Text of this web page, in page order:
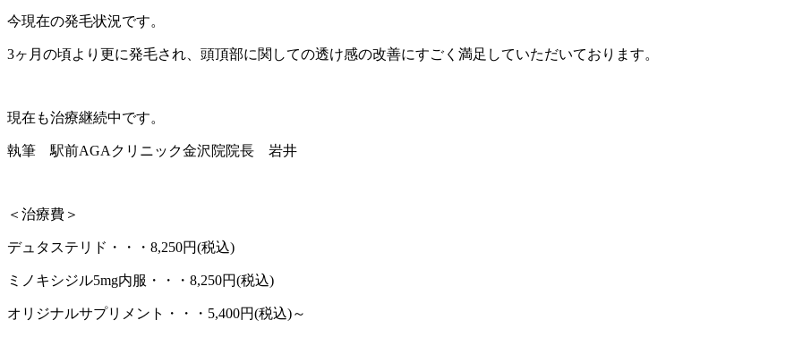
今現在の発毛状況です。
3ヶ月の頃より更に発毛され、頭頂部に関しての透け感の改善にすごく満足していただいております。
現在も治療継続中です。
執筆 駅前AGAクリニック金沢院院長 岩井
＜治療費＞
デュタステリド・・・8,250円(税込)
ミノキシジル5mg内服・・・8,250円(税込)
オリジナルサプリメント・・・5,400円(税込)～